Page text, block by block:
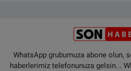
WhatsApp grubumuza abone olun,
haberlerimiz telefonunuza gelsin...